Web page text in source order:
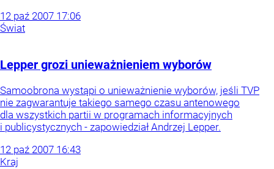
12 paź 2007 17:06
Świat
Lepper grozi unieważnieniem wyborów
Samoobrona wystąpi o unieważnienie wyborów, jeśli TVP
nie zagwarantuje takiego samego czasu antenowego
dla wszystkich partii w programach informacyjnych
i publicystycznych - zapowiedział Andrzej Lepper.
12 paź 2007 16:43
Kraj